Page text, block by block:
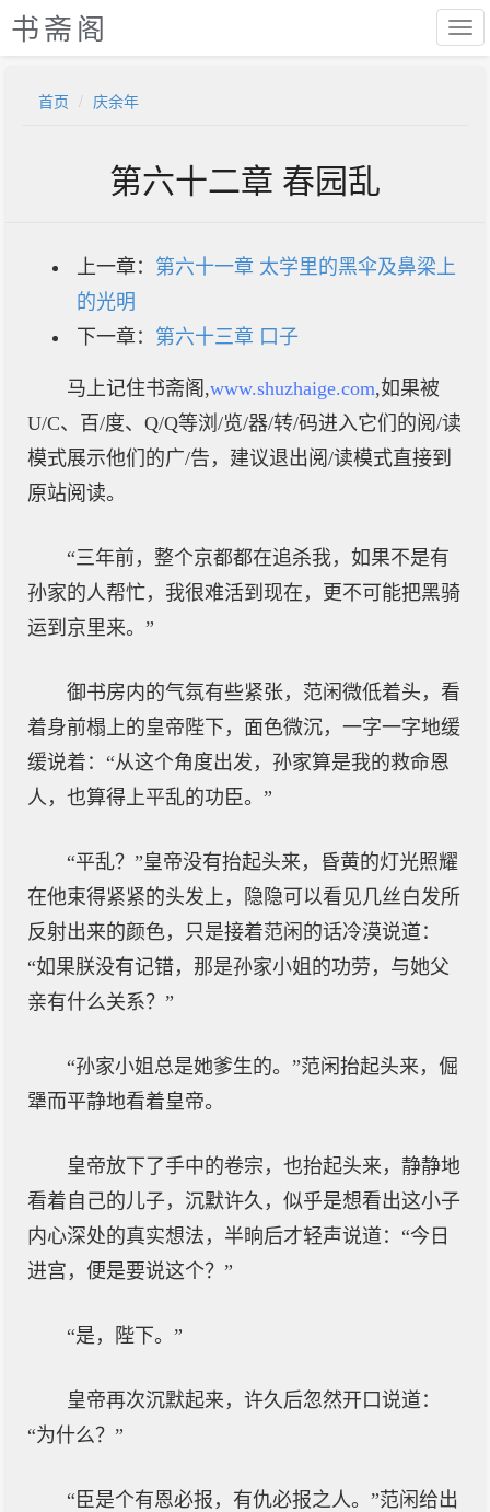
书斋阁
首页 庆余年
第六十二章 春园乱
上一章： 第六十一章 太学里的黑伞及鼻梁上
的光明
下一章： 第六十三章 口子
马上记住书斋阁,www.shuzhaige.com,如果被
U/C、百/度、Q/Q等浏/览/器/转/码进入它们的阅/读
模式展示他们的广/告，建议退出阅/读模式直接到
原站阅读。
“三年前，整个京都都在追杀我，如果不是有
孙家的人帮忙，我很难活到现在，更不可能把黑骑
运到京里来。”
御书房内的气氛有些紧张，范闲微低着头，看
着身前榻上的皇帝陛下，面色微沉，一字一字地缓
缓说着：“从这个角度出发，孙家算是我的救命恩
人，也算得上平乱的功臣。”
“平乱？”皇帝没有抬起头来，昏黄的灯光照耀
在他束得紧紧的头发上，隐隐可以看见几丝白发所
反射出来的颜色，只是接着范闲的话冷漠说道：
“如果朕没有记错，那是孙家小姐的功劳，与她父
亲有什么关系？”
“孙家小姐总是她爹生的。”范闲抬起头来，倔
犟而平静地看着皇帝。
皇帝放下了手中的卷宗，也抬起头来，静静地
看着自己的儿子，沉默许久，似乎是想看出这小子
内心深处的真实想法，半晌后才轻声说道：“今日
进宫，便是要说这个？”
“是，陛下。”
皇帝再次沉默起来，许久后忽然开口说道：
“为什么？”
“臣是个有恩必报，有仇必报之人。”范闲给出